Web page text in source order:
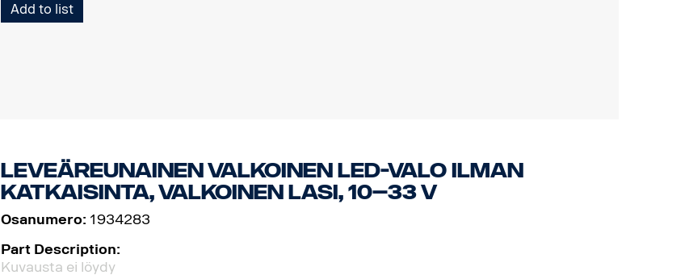
Add to list
Leveäreunainen valkoinen LED-valo ilman
katkaisinta, valkoinen lasi, 10–33 V
Osanumero: 1934283
Part Description:
Kuvausta ei löydy